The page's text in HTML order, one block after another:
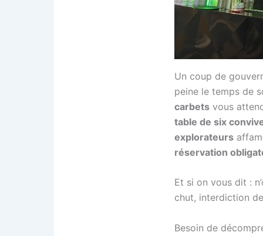
Un coup de
peine le temps de
carbets vous
table de six
explorateurs
réservation
Et si on vous dit :
chut, interdiction
Besoin de